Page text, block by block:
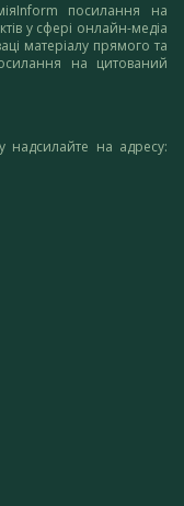
посилання на
у сфері онлайн-медіа
матеріалу прямого та
на цитований
надсилайте на адресу: